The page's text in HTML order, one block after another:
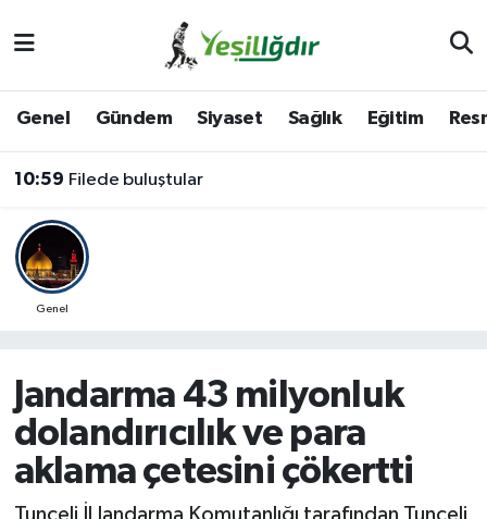
Genel Gündem Siyaset Sağlık Eğitim
10:59 Filede buluştular
Genel
Jandarma 43 milyonluk
dolandırıcılık ve para
aklama çetesini çökertti
Tunceli İl Jandarma Komutanlığı tarafından Tunceli
İğdir Namaz Vakitleri
Iğdır Trafik Yoğunluk Haritası
Süper Lig Puan Durumu ve Fikstür
Son Dakika Haberleri
Haber Arşivi